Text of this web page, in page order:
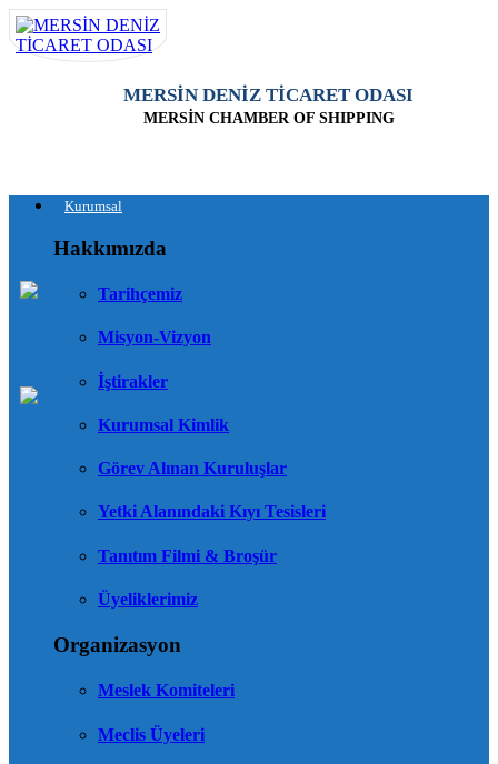
MERSİN DENİZ TİCARET ODASI
MERSİN CHAMBER OF SHIPPING
Kurumsal
Hakkımızda
Tarihçemiz
Misyon-Vizyon
İştirakler
Kurumsal Kimlik
Görev Alınan Kuruluşlar
Yetki Alanındaki Kıyı Tesisleri
Tanıtım Filmi & Broşür
Üyeliklerimiz
Organizasyon
Meslek Komiteleri
Meclis Üyeleri